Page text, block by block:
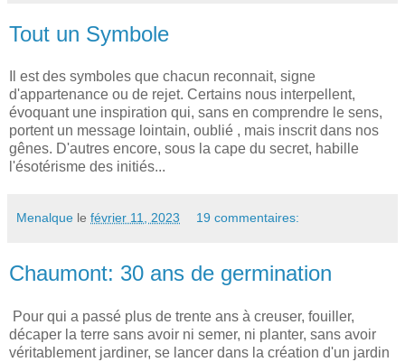
Tout un Symbole
Il est des symboles que chacun reconnait, signe
d'appartenance ou de rejet. Certains nous interpellent,
évoquant une inspiration qui, sans en comprendre le sens,
portent un message lointain, oublié , mais inscrit dans nos
gênes. D'autres encore, sous la cape du secret, habille
l'ésotérisme des initiés...
Menalque le février 11, 2023 19 commentaires:
Chaumont: 30 ans de germination
Pour qui a passé plus de trente ans à creuser, fouiller,
décaper la terre sans avoir ni semer, ni planter, sans avoir
véritablement jardiner, se lancer dans la création d'un jardin